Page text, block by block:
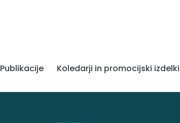
Publikacije Koledarji in promocijski izdelki